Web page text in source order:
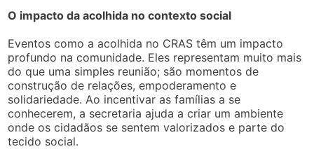
O impacto da acolhida no contexto social
Eventos como a acolhida no CRAS têm um impacto
profundo na comunidade. Eles representam muito mais
do que uma simples reunião; são momentos de
construção de relações, empoderamento e
solidariedade. Ao incentivar as famílias a se
conhecerem, a secretaria ajuda a criar um ambiente
onde os cidadãos se sentem valorizados e parte do
tecido social.